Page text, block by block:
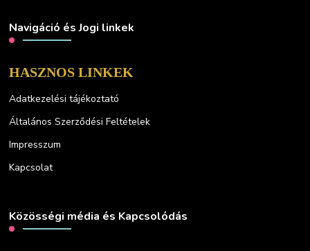
Navigáció és Jogi linkek
HASZNOS LINKEK
Adatkezelési tájékoztató
Általános Szerződési Feltételek
Impresszum
Kapcsolat
Közösségi média és Kapcsolódás